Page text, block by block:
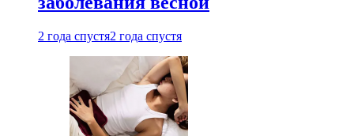
2 года спустя2 года спустя